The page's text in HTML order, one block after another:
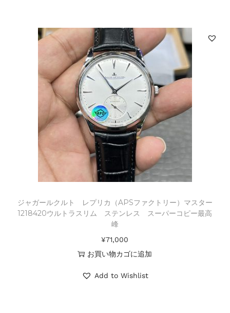
ジャガールクルト レプリカ（APSファクトリー）マスター
1218420ウルトラスリム ステンレス スーパーコピー最高
峰
¥71,000
お買い物カゴに追加
Add to Wishlist